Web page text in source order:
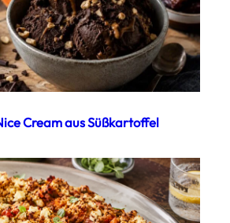
Cream aus Süßkartoffel